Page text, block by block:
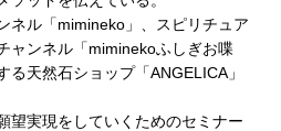
ネル「mimineko」、スピリチュア
ャンネル「miminekoふしぎお喋
る天然石ショップ「ANGELICA」
望実現をしていくためのセミナー